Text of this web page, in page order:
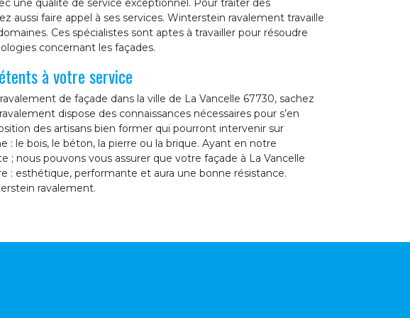
une qualité de service exceptionnel. Pour traiter des
aussi faire appel à ses services. Winterstein ravalement travaille
Ces spécialistes sont aptes à travailler pour résoudre
concernant les façades.
à votre service
de façade dans la ville de La Vancelle 67730, sachez
dispose des connaissances nécessaires pour s’en
des artisans bien former qui pourront intervenir sur
: le bois, le béton, la pierre ou la brique. Ayant en notre
; nous pouvons vous assurer que votre façade à La Vancelle
: esthétique, performante et aura une bonne résistance.
ravalement.